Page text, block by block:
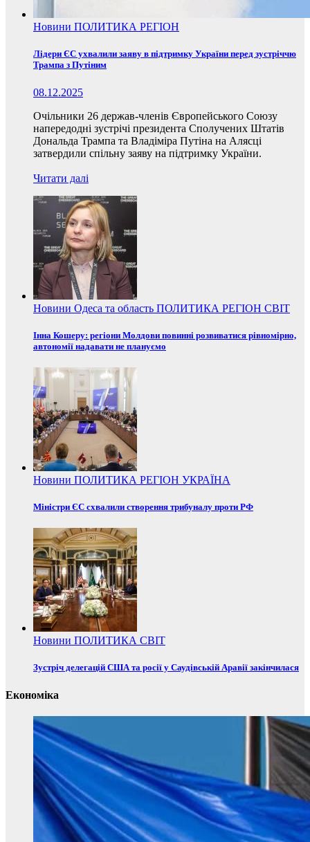
Новини ПОЛИТИКА РЕГІОН
Лідери ЄС ухвалили заяву в підтримку України перед зустріччю
Трампа з Путіним
08.12.2025
Очільники 26 держав-членів Європейського Союзу
напередодні зустрічі президента Сполучених Штатів
Дональда Трампа та Владіміра Путіна на Алясці
затвердили спільну заяву на підтримку України.
Читати далі
Новини Одеса та область ПОЛИТИКА РЕГІОН СВІТ
Інна Кошеру: регіони Молдови повинні розвиватися рівномірно,
автономії надавати не плануємо
Новини ПОЛИТИКА РЕГІОН УКРАЇНА
Міністри ЄС схвалили створення трибуналу проти РФ
Новини ПОЛИТИКА СВІТ
Зустріч делегацій США та росії у Саудівській Аравії закінчилася
Економіка